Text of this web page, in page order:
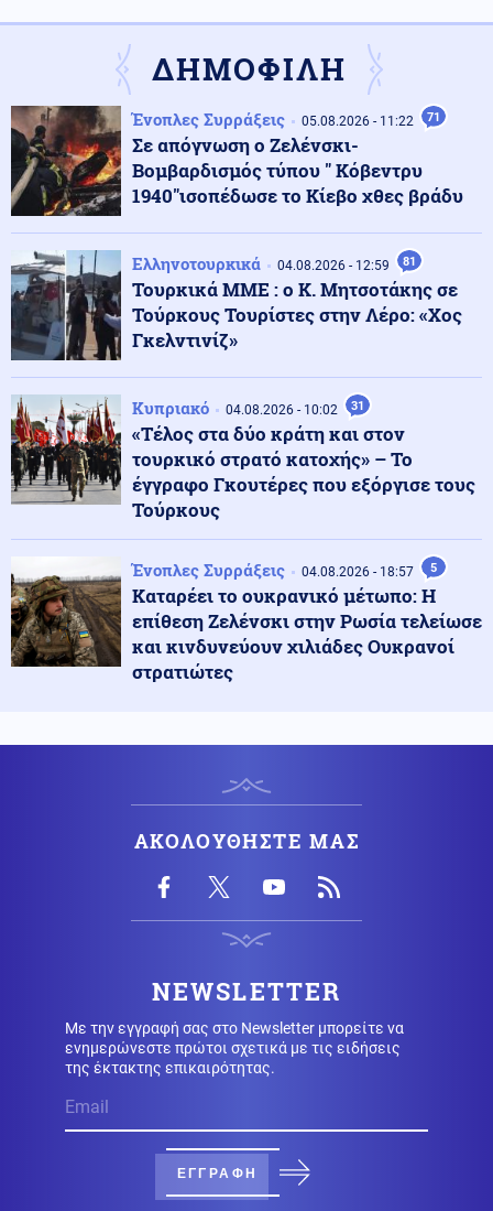
Καταζητούνται όσοι διαρρεούν προδοτικές αναφορές»
Κοινωνία
Νέα ταυτότητα: Ο πλήρης οδηγός για την
επικαιροποίηση των στοιχείων σας
Οικονομία
Γεωπολιτικό «ηλεκτροσόκ» για το καλώδιο Ελλάδας-
Κύπρου: Ο τουρκικός εκβιασμός και η είσοδος των
Γάλλων
Αθλητισμός 06.08.2026 - 09:06
Ινφαντίνο: «Έγιναν λάθη» για το Μουντιάλ – Συνεχίζει
στην ηγεσία της FIFA
Κοινωνία 06.08.2026 - 08:56
Κυψέλη: Το τρίτο πρόσωπο που επικαλείται ο 26χρονος
για τη δολοφονία της Βρετανίδας
Κόσμος 06.08.2026 - 08:45
Μεξικό: Δημοφιλής νεαρός influencer δολοφονήθηκε
σε ζωντανή μετάδοση (βίντεο)
Κοινωνία 06.08.2026 - 08:37
Τραμπ και επιβατικό αεροσκάφος
Πετρέλαιο: Το Brent υποχώρησε κάτω από τα 80
Κόσμος 06.08.2026 - 08:17
Πετρελαιοφόρο δεξαμενόπλοιο ανέφερε εκρήξεις στο
στενό του Ορμούζ
06.08.2026 - 08:10
Χάρτης πρόβλεψης κινδύνου: Σε πορτοκαλί συναγερμό
σήμερα Αττική, Βοιωτία, Εύβοια
ΔΗΜΟΦΙΛΗ
Ένοπλες Συρράξεις 05.08.2026 - 11:22 71
Σε απόγνωση ο Ζελένσκι-
Βομβαρδισμός τύπου " Κόβεντρυ
1940"ισοπέδωσε το Κίεβο χθες βράδυ
Ελληνοτουρκικά 04.08.2026 - 12:59 81
Τουρκικά ΜΜΕ : ο Κ. Μητσοτάκης σε
Τούρκους Τουρίστες στην Λέρο: «Χος
Γκελντινίζ»
Κυπριακό 04.08.2026 - 10:02 31
«Τέλος στα δύο κράτη και στον
τουρκικό στρατό κατοχής» – Το
έγγραφο Γκουτέρες που εξόργισε τους
Τούρκους
Ένοπλες Συρράξεις 04.08.2026 - 18:57 5
Καταρέει το ουκρανικό μέτωπο: Η
επίθεση Ζελένσκι στην Ρωσία τελείωσε
και κινδυνεύουν χιλιάδες Ουκρανοί
στρατιώτες
ΑΚΟΛΟΥΘΗΣΤΕ ΜΑΣ
NEWSLETTER
Με την εγγραφή σας στο Newsletter μπορείτε να
ενημερώνεστε πρώτοι σχετικά με τις ειδήσεις
της έκτακτης επικαιρότητας.
ΕΓΓΡΑΦΗ